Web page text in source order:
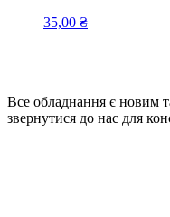
35,00 ₴
Все обладнання є новим
звернутися до нас для